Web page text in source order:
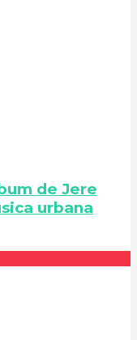
de Jere
urbana